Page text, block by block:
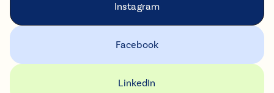
Instagram
Facebook
LinkedIn